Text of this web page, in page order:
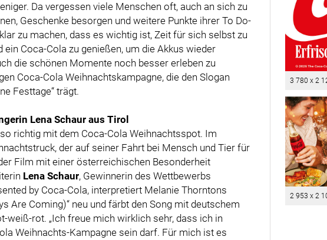
Da vergessen viele Menschen oft, auch an sich zu
Geschenke besorgen und weitere Punkte ihrer To Do-
zu machen, dass es wichtig ist, Zeit für sich selbst zu
ein Coca-Cola zu genießen, um die Akkus wieder
die schönen Momente noch besser erleben zu
Coca-Cola Weihnachtskampagne, die den Slogan
Festtage“ trägt.
Lena Schaur aus Tirol
richtig mit dem Coca-Cola Weihnachtsspot. Im
der auf seiner Fahrt bei Mensch und Tier für
Film mit einer österreichischen Besonderheit
Lena Schaur, Gewinnerin des Wettbewerbs
by Coca-Cola, interpretiert Melanie Thorntons
Are Coming)“ neu und färbt den Song mit deutschem
weiß-rot. „Ich freue mich wirklich sehr, dass ich in
Weihnachts-Kampagne sein darf. Für mich ist es
3 780 x 2
2 953 x 2